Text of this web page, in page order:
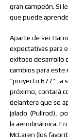
gran campeón. Si
que puede
Aparte de ser
expectativas para
exitoso desarrollo
cambios para este
“proyecto 677”- a
próximo, contará
delantera que se
jalado (Pullrod),
la aerodinámica.
McLaren (los